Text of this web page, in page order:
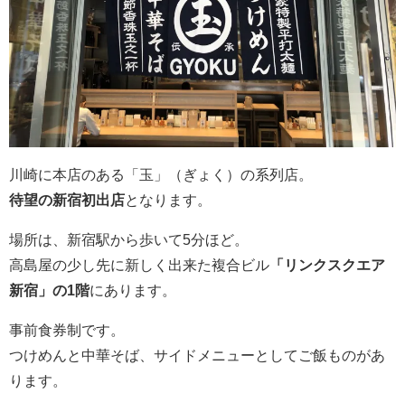
川崎に本店のある「玉」（ぎょく）の系列店。
待望の新宿初出店となります。
場所は、新宿駅から歩いて5分ほど。
高島屋の少し先に新しく出来た複合ビル 「リンクスクエア
新宿」の1階にあります。
事前食券制です。
つけめんと中華そば、サイドメニューとしてご飯ものがあ
ります。